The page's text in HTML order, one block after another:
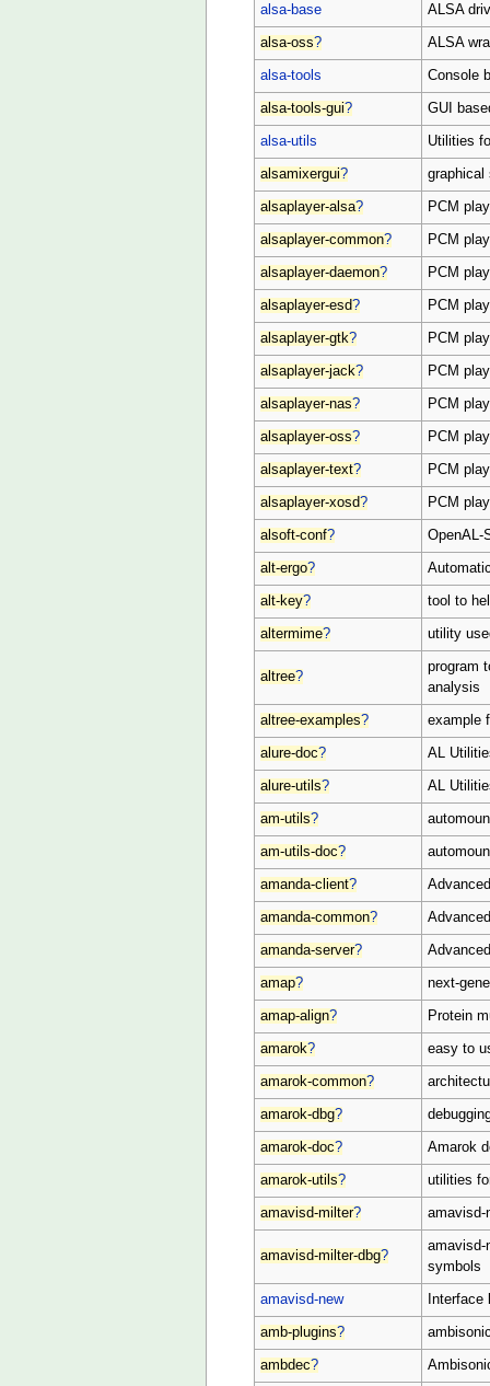
alsa-base ALSA
alsa-oss? ALSA
alsa-tools Console
alsa-tools-gui? GUI
alsa-utils Utilities
alsamixergui? graphical
alsaplayer-alsa? PCM
alsaplayer-common? PCM
alsaplayer-daemon? PCM
alsaplayer-esd? PCM
alsaplayer-gtk? PCM
alsaplayer-jack? PCM
alsaplayer-nas? PCM
alsaplayer-oss? PCM
alsaplayer-text? PCM
alsaplayer-xosd? PCM
alsoft-conf? OpenAL-
alt-ergo?
alt-key? tool to
altermime? utility
altree?
program
analysis
altree-examples? example
alure-doc? AL
alure-utils? AL
am-utils?
am-utils-doc?
amanda-client?
amanda-common?
amanda-server?
amap? next-
amap-align? Protein
amarok? easy to
amarok-common?
amarok-dbg?
amarok-doc? Amarok
amarok-utils? utilities
amavisd-milter? amavisd-
amavisd-milter-dbg?
amavisd-
symbols
amavisd-new
amb-plugins?
ambdec?